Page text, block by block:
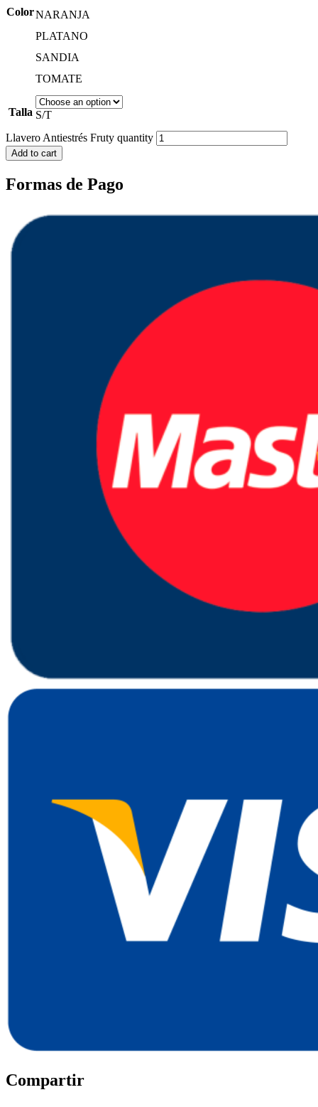
ColorNARANJA
PLATANO
SANDIA
TOMATE
Talla S/T
Llavero Antiestrés Fruty quantity
Add to cart
Formas de Pago
Compartir